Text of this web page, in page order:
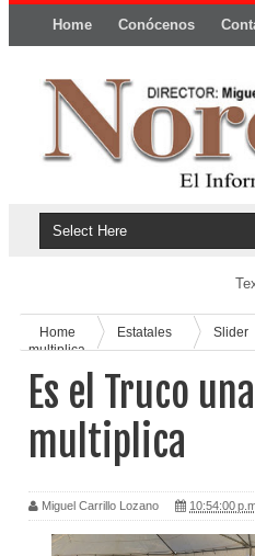
Home Conócenos
Home Estatales Slider
multiplica
Es el Truco
multiplica
Miguel Carrillo Lozano 10:54:00